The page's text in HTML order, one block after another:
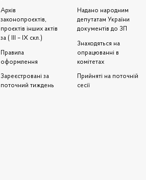
Архів
законопроєктів,
проєктів інших актів
за ( III – IX скл.)
Правила
оформлення
Зареєстровані за
поточний тиждень
Надано народним
депутатам України
документів до ЗП
Знаходяться на
опрацюванні в
комітетах
Прийняті на поточній
сесії